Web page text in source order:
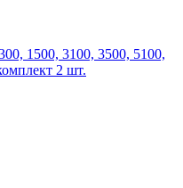
1500, 3100, 3500, 5100,
2 шт.